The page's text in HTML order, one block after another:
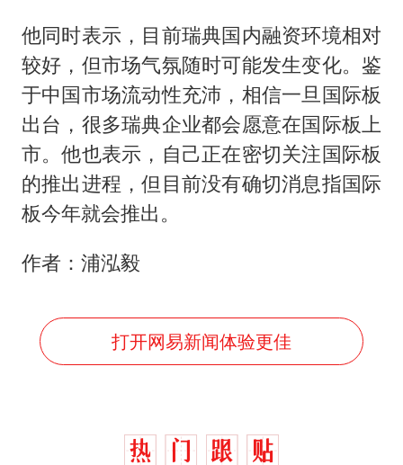
他同时表示，目前瑞典国内融资环境相对
较好，但市场气氛随时可能发生变化。鉴
于中国市场流动性充沛，相信一旦国际板
出台，很多瑞典企业都会愿意在国际板上
市。他也表示，自己正在密切关注国际板
的推出进程，但目前没有确切消息指国际
板今年就会推出。
作者：浦泓毅
打开网易新闻体验更佳